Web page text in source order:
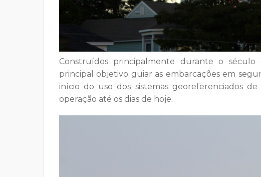
Construídos principalmente durante o
principal objetivo guiar as embarcações em
início do uso dos sistemas georeferenciados
operação até os dias de hoje.